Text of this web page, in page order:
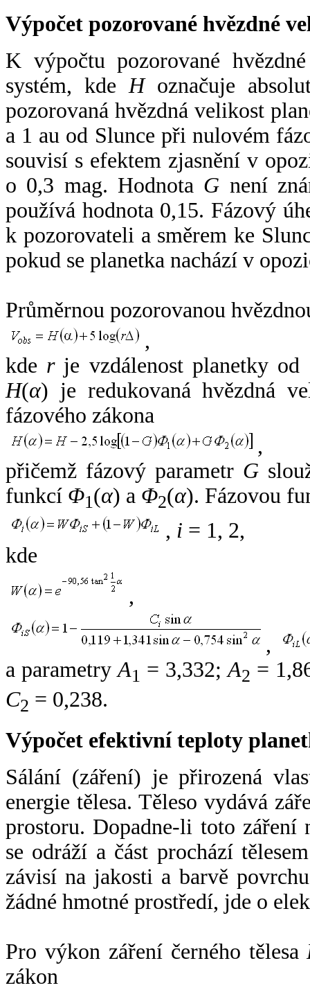
Výpočet pozorované hvězdné
K výpočtu pozorované
systém, kde Hoznačuje
pozorovaná hvězdná velikost
a 1 au od Slunce při nulovém
souvisí s efektem zjasnění v
o 0,3 mag. Hodnota G není
používá hodnota 0,15. Fázový
k pozorovateli a směrem ke
pokud se planetka nachází v
Průměrnou pozorovanou
,
kde rje vzdálenost planetky od
H(α) je redukovaná hvězdná
fázového zákona
,
přičemž fázový parametr G
funkcí Φ1(α) a Φ2(α). Fázovou
, i = 1, 2,
kde
,
,
a parametryA1 = 3,332;A2 =
C2 = 0,238.
Výpočet efektivní teploty
Sálání (záření) je přirozená
energie tělesa. Těleso vydává
prostoru. Dopadne-li toto záření
se odráží a část prochází
závisí na jakosti a barvě
žádné hmotné prostředí, jde o
Pro výkon záření černého tělesa
zákon